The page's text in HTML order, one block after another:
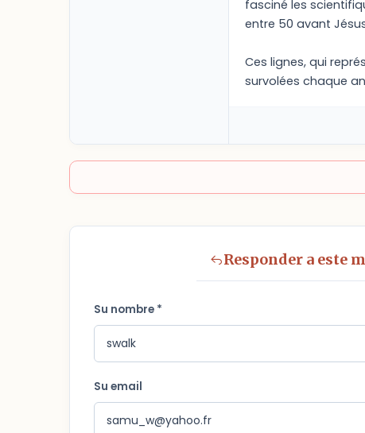
fasciné les
entre 50 avant
Ces lignes, qui
survolées chaque
Responder a este
Su nombre *
Su email